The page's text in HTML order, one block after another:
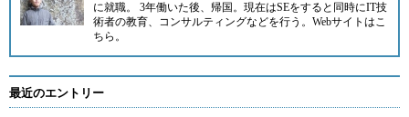
に就職。 3年働いた後、帰国。現在はSEをすると同時にIT技
術者の教育、コンサルティングなどを行う。Webサイトはこ
ちら 。
最近のエントリー